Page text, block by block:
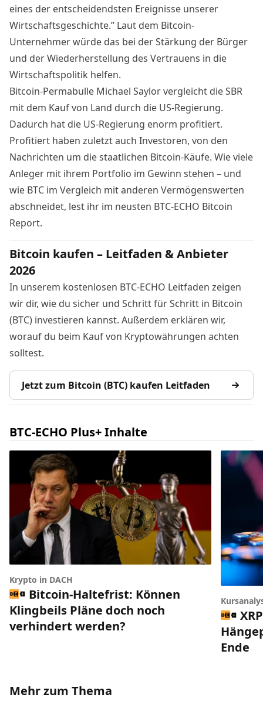
eines der entscheidendsten Ereignisse unserer
Wirtschaftsgeschichte.” Laut dem Bitcoin-
Unternehmer würde das bei der Stärkung der Bürger
und der Wiederherstellung des Vertrauens in die
Wirtschaftspolitik helfen.
Bitcoin-Permabulle Michael Saylor vergleicht die SBR
mit dem Kauf von Land durch die US-Regierung.
Dadurch hat die US-Regierung enorm profitiert.
Profitiert haben zuletzt auch Investoren, von den
Nachrichten um die staatlichen Bitcoin-Käufe. Wie viele
Anleger mit ihrem Portfolio im Gewinn stehen – und
wie BTC im Vergleich mit anderen Vermögenswerten
abschneidet, lest ihr im neusten BTC-ECHO Bitcoin
Report.
Bitcoin kaufen – Leitfaden & Anbieter
2026
In unserem kostenlosen BTC-ECHO Leitfaden zeigen
wir dir, wie du sicher und Schritt für Schritt in Bitcoin
(BTC) investieren kannst. Außerdem erklären wir,
worauf du beim Kauf von Kryptowährungen achten
solltest.
Jetzt zum Bitcoin (BTC) kaufen Leitfaden
BTC-ECHO Plus+ Inhalte
Krypto in DACH
Bitcoin-Haltefrist: Können
Klingbeils Pläne doch noch
verhindert werden?
Ende
Mehr zum Thema